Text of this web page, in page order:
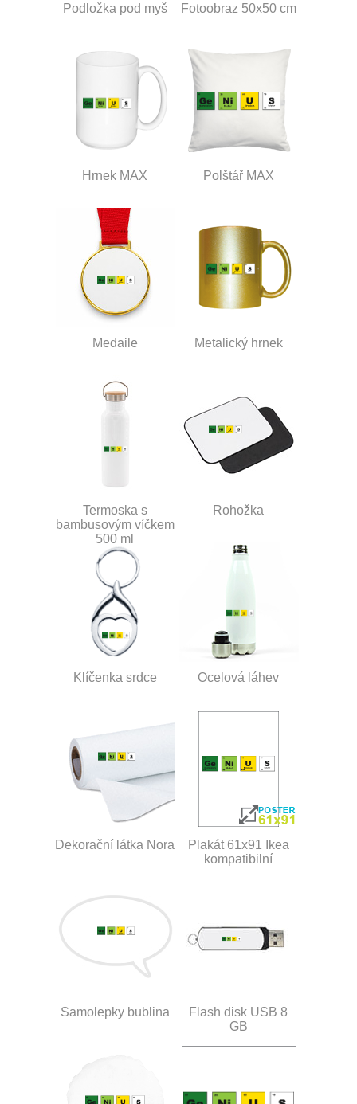
Podložka pod myš Fotoobraz 50x50 cm
Hrnek MAX Polštář MAX
Medaile Metalický hrnek
Termoska s
bambusovým víčkem
500 ml
Rohožka
Klíčenka srdce Ocelová láhev
Dekorační látka Nora
Plakát 61x91 Ikea
kompatibilní
Samolepky bublina
Flash disk USB 8
GB